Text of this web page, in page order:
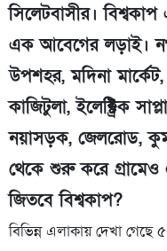
সিলেটবাসীর।
এক আবেগের লড়াই।
উপশহর, মদিনা
কাজিটুলা, ইলেক্ট্রিক
নয়াসড়ক, জেলরোড,
থেকে শুরু করে
জিতবে বিশ্বকাপ?
বিভিন্ন এলাকায় দেখা